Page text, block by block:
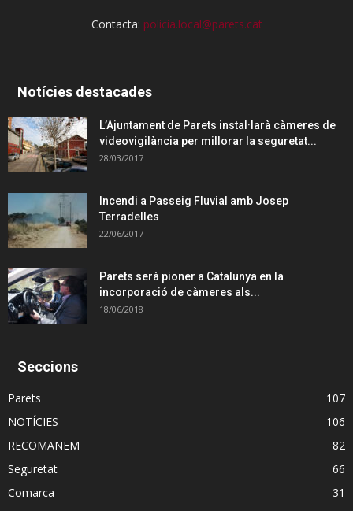
Contacta: policia.local@parets.cat
Notícies destacades
L’Ajuntament de Parets instal·larà càmeres de
videovigilància per millorar la seguretat...
28/03/2017
Incendi a Passeig Fluvial amb Josep
Terradelles
22/06/2017
Parets serà pioner a Catalunya en la
incorporació de càmeres als...
18/06/2018
Seccions
Parets
107
NOTÍCIES
106
RECOMANEM
82
Seguretat
66
Comarca
31